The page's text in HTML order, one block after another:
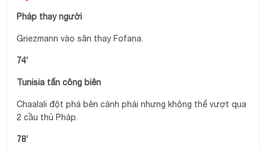
Pháp thay người
Griezmann vào sân thay Fofana.
74’
Tunisia tấn công biên
Chaalali đột phá bên cánh phải nhưng không thể vượt qua
2 cầu thủ Pháp.
78’